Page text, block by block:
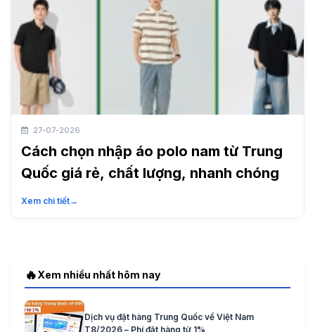
27-07-2026
Cách chọn nhập áo polo nam từ Trung
Quốc giá rẻ, chất lượng, nhanh chóng
Xem chi tiết→
🔥Xem nhiều nhất hôm nay
Dịch vụ đặt hàng Trung Quốc về Việt Nam
T8/2026 – Phí đặt hàng từ 1%